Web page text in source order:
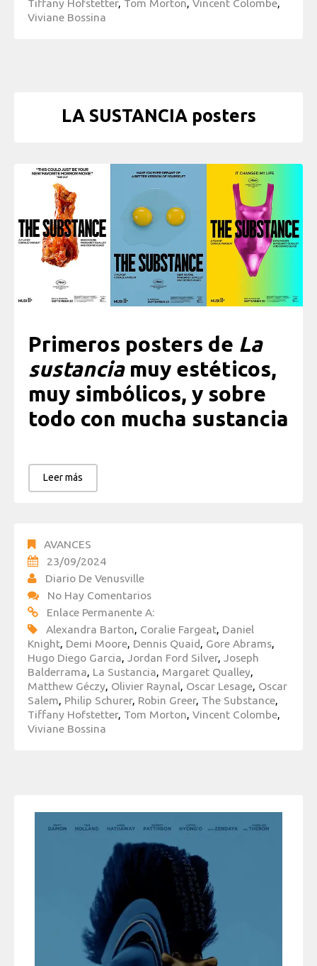
Viviane Bossina
LA SUSTANCIA posters
Primeros posters de La
sustanciamuy estéticos,
muy simbólicos, y sobre
todo con mucha sustancia
Leer más
AVANCES
23/09/2024
Diario De Venusville
No Hay Comentarios
Enlace Permanente A:
Alexandra Barton, Coralie Fargeat, Daniel
Knight, Demi Moore, Dennis Quaid, Gore Abrams,
Hugo Diego Garcia, Jordan Ford Silver, Joseph
Balderrama, La Sustancia, Margaret Qualley,
Matthew Géczy, Olivier Raynal, Oscar Lesage, Oscar
Salem, Philip Schurer, Robin Greer, The Substance,
Tiffany Hofstetter, Tom Morton, Vincent Colombe,
Viviane Bossina